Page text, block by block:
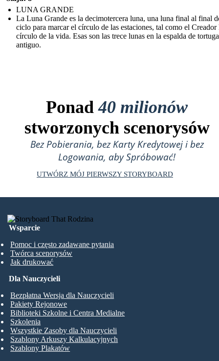
LUNA GRANDE
La Luna Grande es la decimotercera luna, una luna final al final
ciclo para marcar el círculo de las estaciones, tal como el Creador
círculo de la vida. Esas son las trece lunas en la espalda de tortuga
antiguo.
Ponad40 milionów
stworzonych scenorysów
Bez Pobierania, bez Karty Kredytowej i bez
Logowania, aby Spróbować!
UTWÓRZ MÓJ PIERWSZY STORYBOARD
Wsparcie
Pomoc i często zadawane pytania
Twórca scenorysów
Jak drukować
Dla Nauczycieli
Bezpłatna Wersja dla Nauczycieli
Pakiety Rejonowe
Biblioteki Szkolne i Centra Medialne
Szkolenia
Wszystkie Zasoby dla Nauczycieli
Szablony Arkuszy Kalkulacyjnych
Szablony Plakatów